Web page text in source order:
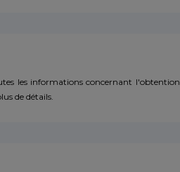
les informations concernant
de détails.